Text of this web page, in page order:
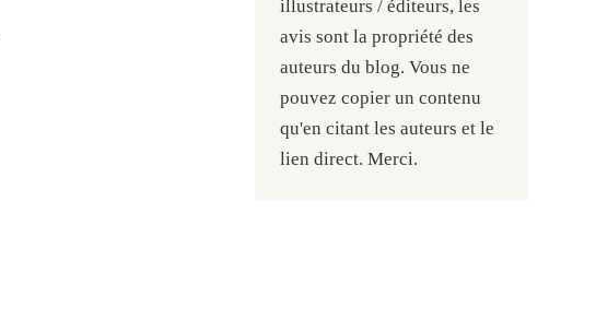
illustrateurs / éditeurs, les
avis sont la propriété des
auteurs du blog. Vous ne
pouvez copier un contenu
qu'en citant les auteurs et le
lien direct. Merci.